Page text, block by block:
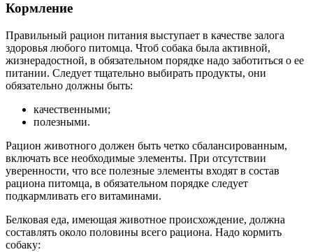
Кормление
Правильный рацион питания выступает в качестве залога
здоровья любого питомца. Чтоб собака была активной,
жизнерадостной, в обязательном порядке надо заботиться о ее
питании. Следует тщательно выбирать продукты, они
обязательно должны быть:
качественными;
полезными.
Рацион животного должен быть четко сбалансированным,
включать все необходимые элементы. При отсутствии
уверенности, что все полезные элементы входят в состав
рациона питомца, в обязательном порядке следует
подкармливать его витаминами.
Белковая еда, имеющая животное происхождение, должна
составлять около половины всего рациона. Надо кормить
собаку: